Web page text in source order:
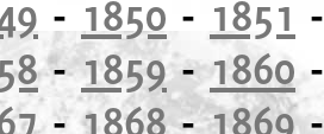
- 1850 - 1851
-1859-1860
- 1868-1869